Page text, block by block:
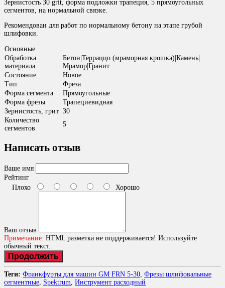
Зернистость 30 grit, форма подложки трапеция, 5 прямоугольных
сегментов, на нормальной связке.
Рекомендован для работ по нормальному бетону на этапе грубой
шлифовки.
Основные
Обработка
материала
Бетон|Терраццо (мраморная крошка)|Камень|
Мрамор|Гранит
Состояние
Новое
Тип
Фреза
Форма сегмента
Прямоугольные
Форма фрезы
Трапециевидная
Зернистость, грит 30
Количество
сегментов
5
Написать отзыв
Ваше имя
Рейтинг
Плохо
Хорошо
Ваш отзыв
Примечание: HTML разметка не поддерживается! Используйте
обычный текст.
Продолжить
Теги: Франкфурты для машин GM FRN 5-30 Фрезы шлифовальные
сегментные Spektrum Инструмент расходный